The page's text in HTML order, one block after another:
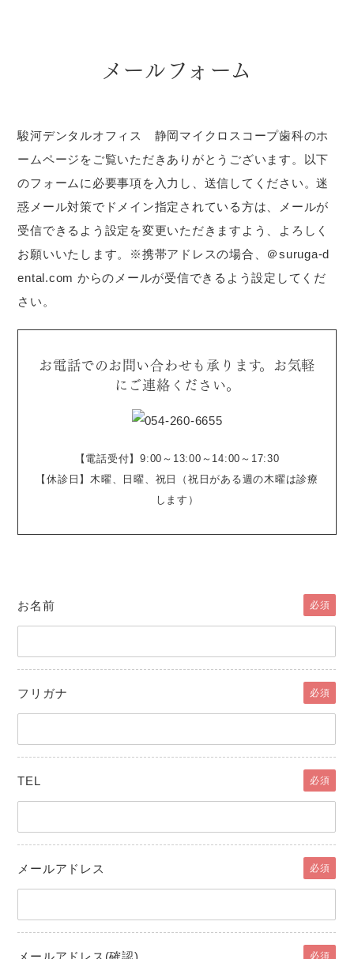
メールフォーム
駿河デンタルオフィス 静岡マイクロスコープ歯科のホ
ームページをご覧いただきありがとうございます。以下
のフォームに必要事項を入力し、送信してください。迷
惑メール対策でドメイン指定されている方は、メールが
受信できるよう設定を変更いただきますよう、よろしく
お願いいたします。
※携帯アドレスの場合、＠suruga-d
ental.com からのメールが受信できるよう設定してくだ
さい。
お電話でのお問い合わせも承ります。お気軽
にご連絡ください。
【電話受付】9:00～13:00～14:00～17:30
【休診日】木曜、日曜、祝日（祝日がある週の木曜は診療
します）
お名前 必須
フリガナ 必須
TEL 必須
メールアドレス 必須
メールアドレス(確認) 必須